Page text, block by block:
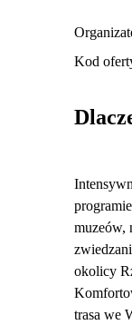
Kod
muzeów,
okolicy
trasa we